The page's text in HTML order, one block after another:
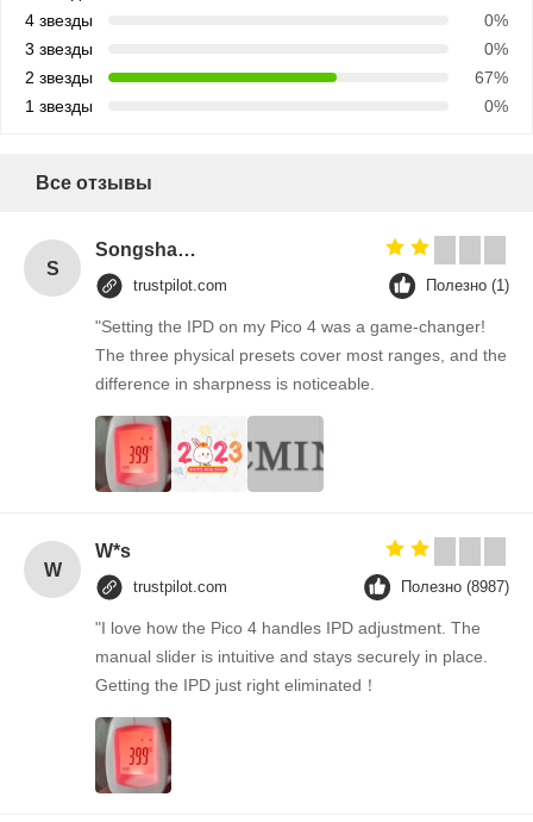
4 звезды
0%
3 звезды
0%
2 звезды
67%
1 звезды
0%
Все отзывы
S
Songshang
trustpilot.com Полезно (1)
"Setting the IPD on my Pico 4 was a game-changer!
The three physical presets cover most ranges, and the
difference in sharpness is noticeable.
W
W*s
trustpilot.com Полезно (8987)
"I love how the Pico 4 handles IPD adjustment. The
manual slider is intuitive and stays securely in place.
Getting the IPD just right eliminated！